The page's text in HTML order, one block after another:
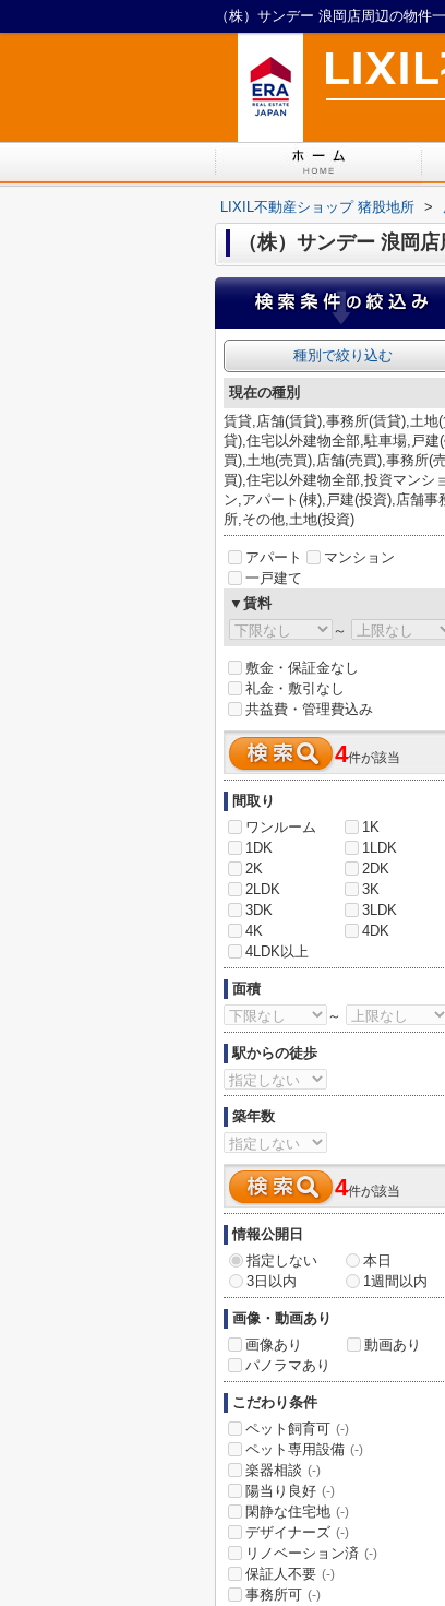
（株）サンデー 浪岡店周辺の物件
LIXIL不動産ショップ 猪股地所 >
（株）サンデー 浪岡
種別で絞り込む
現在の種別
賃貸,店舗(賃貸),事務所(賃貸),土地
貸),住宅以外建物全部,駐車場,戸建
買),土地(売買),店舗(売買),事務所(売
買),住宅以外建物全部,投資マンショ
ン,アパート(棟),戸建(投資),店舗事
所,その他,土地(投資)
アパート
マンション
一戸建て
▼賃料
～
敷金・保証金なし
礼金・敷引なし
共益費・管理費込み
4件が該当
間取り
ワンルーム
1K
1DK
1LDK
2K
2DK
2LDK
3K
3DK
3LDK
4K
4DK
4LDK以上
面積
～
駅からの徒歩
築年数
4件が該当
情報公開日
指定しない
本日
3日以内
1週間以内
画像・動画あり
画像あり
動画あり
パノラマあり
こだわり条件
ペット飼育可 (-)
ペット専用設備 (-)
楽器相談 (-)
陽当り良好 (-)
閑静な住宅地 (-)
デザイナーズ (-)
リノベーション済 (-)
保証人不要 (-)
事務所可 (-)